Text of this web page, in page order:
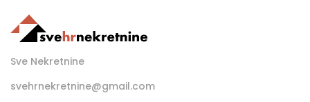
Sve Nekretnine
svehrnekretnine@gmail.com